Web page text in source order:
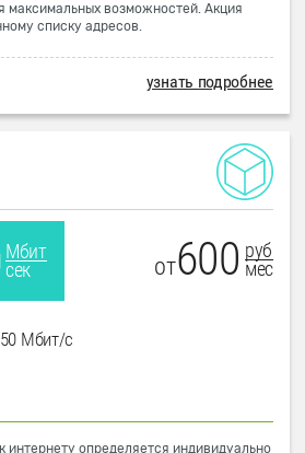
максимальных возможностей. Акция
списку адресов.
узнать подробнее
Мбит
сек
от600 руб
мес
Мбит/с
интернету определяется индивидуально